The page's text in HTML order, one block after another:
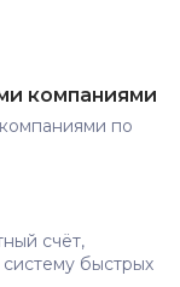
компаниями
по
счёт,
быстрых